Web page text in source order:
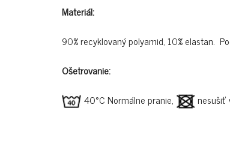
Materiál:
90% recyklovaný polyamid, 10% elastan.
Ošetrovanie:
40°C Normálne pranie,
nesušiť